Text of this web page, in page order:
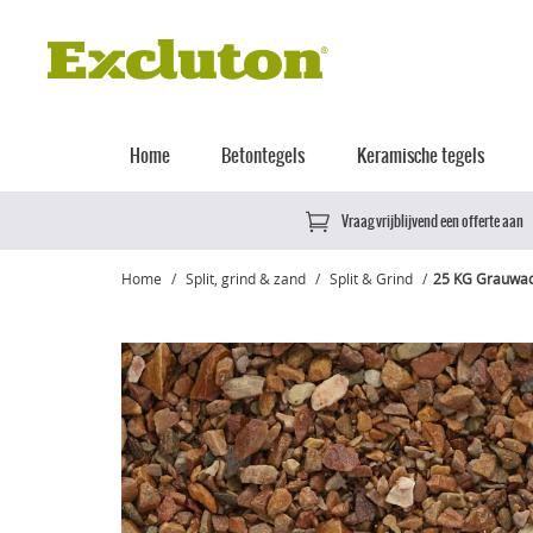
Home Betontegels Keramische tegels
Vraag vrijblijvend een offerte aan
Home Split, grind & zand Split & Grind 25 KG